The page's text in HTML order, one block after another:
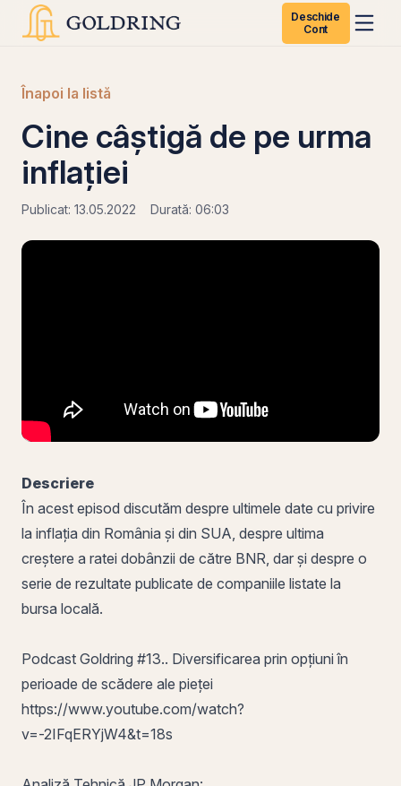
Deschide
Cont
Înapoi la listă
Cine câștigă de pe urma
inflației
Publicat: 13.05.2022 Durată: 06:03
Descriere
În acest episod discutăm despre ultimele date cu privire
la inflația din România și din SUA, despre ultima
creștere a ratei dobânzii de către BNR, dar și despre o
serie de rezultate publicate de companiile listate la
bursa locală.
Podcast Goldring #13.. Diversificarea prin opțiuni în
perioade de scădere ale pieței
https://www.youtube.com/watch?
v=-2IFqERYjW4&t=18s